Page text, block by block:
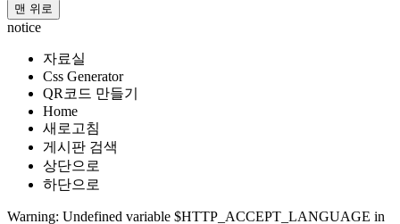
맨 위로
notice
자료실
Css Generator
QR코드 만들기
Home
새로고침
게시판 검색
상단으로
하단으로
Warning: Undefined variable $HTTP_ACCEPT_LANGUAGE in